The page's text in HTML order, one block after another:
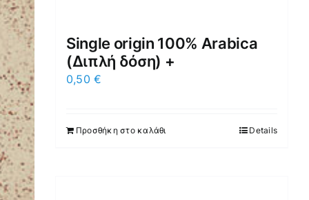
Single origin 100% Arabica
(Διπλή δόση) +
0,50€
Προσθήκη στο καλάθι Details